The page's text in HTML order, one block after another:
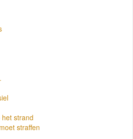
strand
straffen